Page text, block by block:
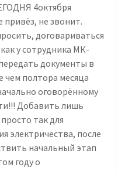
4октября
привёз, не звонит.
договариваться
у сотрудника МК-
документы в
чем полтора месяца
оговорённому
Добавить лишь
так для
электричества, после
начальный этап
году о